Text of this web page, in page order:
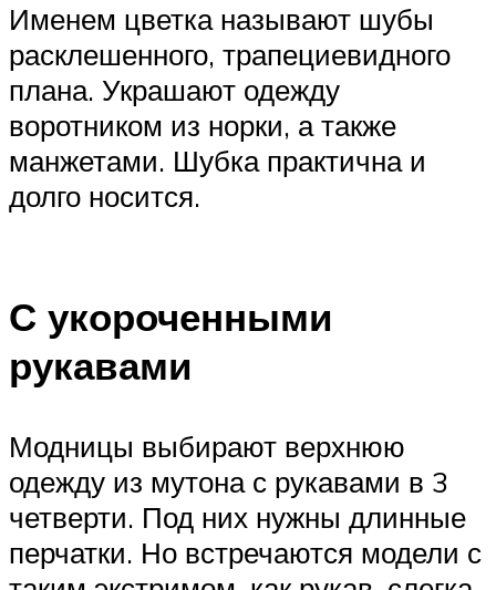
Именем цветка называют шубы
расклешенного, трапециевидного
плана. Украшают одежду
воротником из норки, а также
манжетами. Шубка практична и
долго носится.
С укороченными
рукавами
Модницы выбирают верхнюю
одежду из мутона с рукавами в 3
четверти. Под них нужны длинные
перчатки. Но встречаются модели с